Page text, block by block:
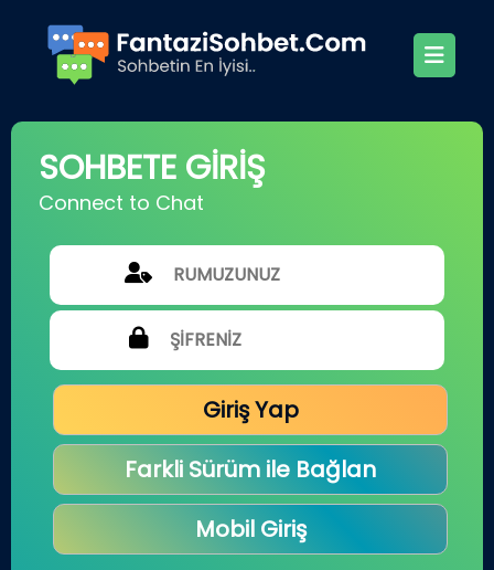
SOHBETE GİRİŞ
Connect to Chat
Giriş Yap
Farkli Sürüm ile Bağlan
Mobil Giriş